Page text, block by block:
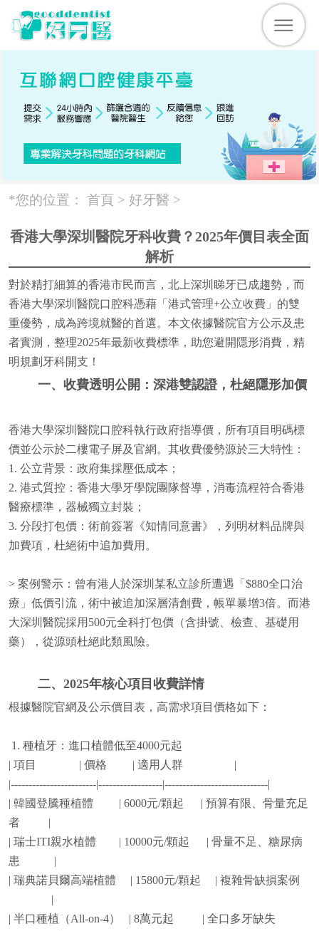
*您的位置： 首頁 > 好牙醫 >
香港大學深圳醫院牙科收費？2025年價目表全面
解析
對於精打細算的香港市民而言，北上深圳睇牙已成趨勢，而
香港大學深圳醫院口腔科憑藉「港式管理+公立收費」的雙
重優勢，成為跨境就醫的首選。本文依據醫院官方公示及患
者實測，整理2025年最新收費標準，助您避開隱形消費，精
明規劃牙科開支！
一、收費透明公開：深港雙認證，杜絕隱形加價
香港大學深圳醫院口腔科執行政府指導價，所有項目明碼標
價並公示於二樓電子屏及官網。其收費優勢源於三大特性：
1. 公立背景：政府集採壓低成本；
2. 港式質控：香港大學牙學院團隊督導，消毒流程符合香港
醫療標準，器械獨立封裝；
3. 分段打包價：術前簽署《知情同意書》，列明材料品牌與
加費項，杜絕術中追加費用。
> 案例警示：曾有港人於深圳某私立診所遭遇「$880全口治
療」低價引流，術中被追加深層清創費，帳單暴增3倍。而港
大深圳醫院採用500元全科打包價（含掛號、檢查、基礎用
藥），從源頭杜絕此類風險。
二、2025年核心項目收費詳情
根據醫院官網及公示價目表，高需求項目價格如下：
1. 種植牙：進口植體低至4000元起
| 項目 | 價格 | 適用人群 |
|------------------------|------------------|-----------------------------|
| 韓國登騰種植體 | 6000元/顆起 | 預算有限、骨量充足
者 |
| 瑞士ITI親水植體 | 10000元/顆起 | 骨量不足、糖尿病
患 |
| 瑞典諾貝爾高端植體 | 15800元/顆起 | 複雜骨缺損案例
|
| 半口種植（All-on-4） | 8萬元起 | 全口多牙缺失